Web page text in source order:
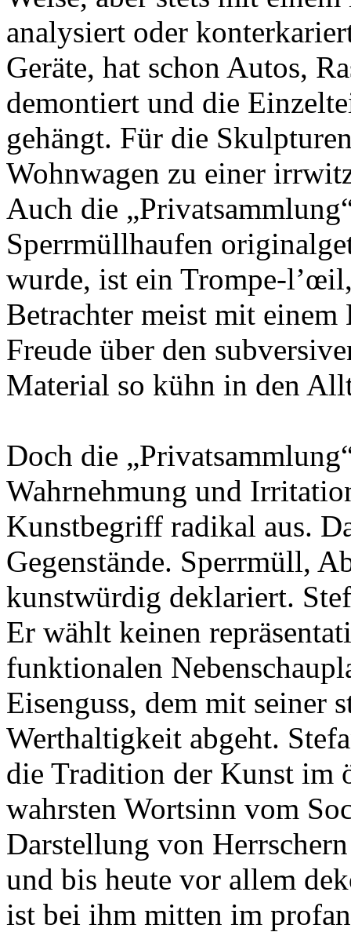
analysiert oder
Geräte, hat schon Autos,
demontiert und die
gehängt. Für die
Wohnwagen zu einer
Auch die
Sperrmüllhaufen
wurde, ist ein Trompe-
Betrachter meist mit
Freude über den
Material so kühn in den
Doch die
Wahrnehmung und
Kunstbegriff radikal aus.
Gegenstände. Sperrmüll,
kunstwürdig deklariert.
Er wählt keinen
funktionalen
Eisenguss, dem mit seiner
Werthaltigkeit abgeht.
die Tradition der Kunst im
wahrsten Wortsinn vom
Darstellung von
und bis heute vor allem
ist bei ihm mitten im